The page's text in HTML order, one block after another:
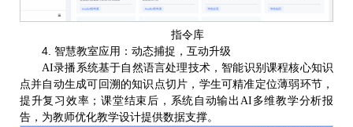
指令库
4. 智慧教室应用：动态捕捉，互动升级
AI录播系统基于自然语言处理技术，智能识别课程核心知识
点并自动生成可回溯的知识点切片，学生可精准定位薄弱环节，
提升复习效率；课堂结束后，系统 自动输出 AI 多维教学分析报
告，为教师优化教学设计提供数据支撑。